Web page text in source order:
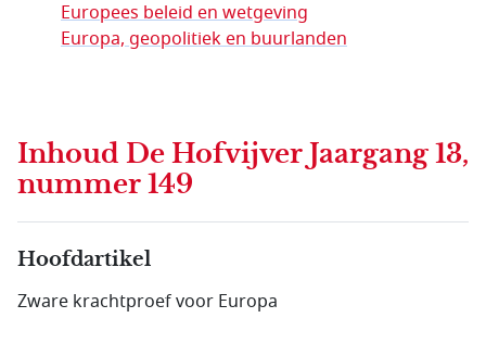
Europees beleid en wetgeving
Europa, geopolitiek en buurlanden
Inhoud De Hofvijver Jaargang 13,
nummer 149
Hoofdartikel
Zware krachtproef voor Europa